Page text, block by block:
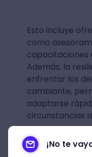
Esto incluye
como
capacitaciones
Además, la
enfrentar los
cambiante,
adaptarse
circunstancias
¡No te